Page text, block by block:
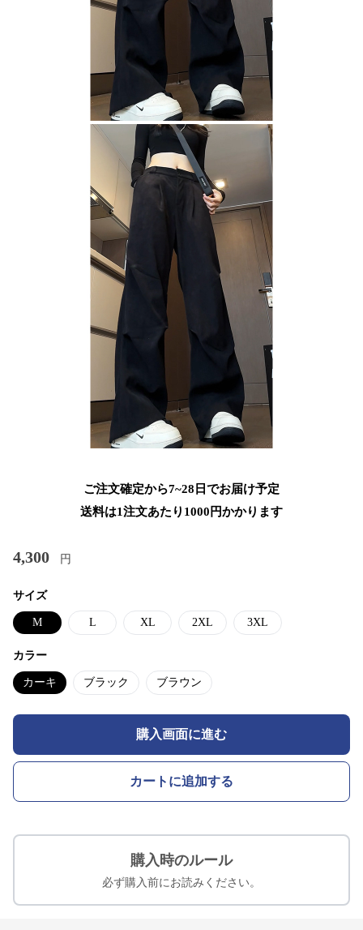
ご注文確定から7~28日でお届け予定
送料は1注文あたり 1000 円かかります
4,300 円
サイズ
M L XL 2XL 3XL
カラー
カーキ ブラック ブラウン
購入画面に進む
カートに追加する
購入時のルール
必ず購入前にお読みください。